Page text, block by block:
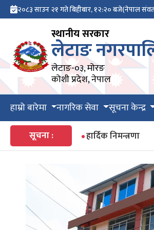
२०८३ साउन २१ गते बिहीबार, १२:२० बजे(नेपाल
स्थानीय सरकार
लेटाङ
लेटाङ-०३, मोरङ
कोशी प्रदेश, नेपाल
हाम्रो बारेमा नागरिक सेवा सूचना केन्द्र
सूचना : हार्दिक निमन्त्रणा